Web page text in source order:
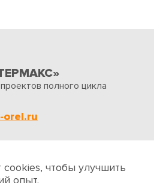
полного цикла
orel.ru
чтобы улучшить
опыт.